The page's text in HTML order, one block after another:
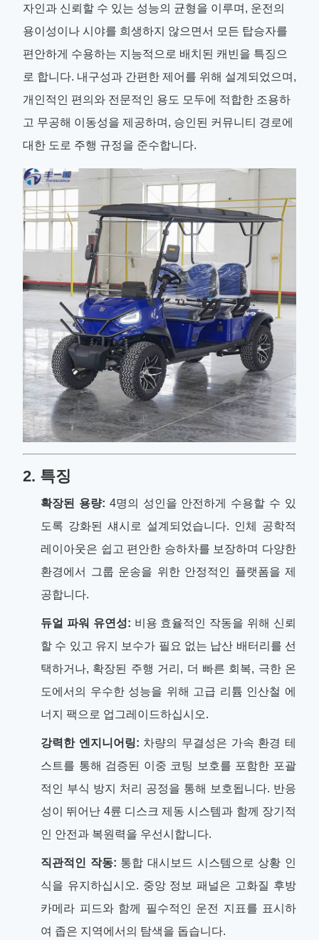
자인과 신뢰할 수 있는 성능의 균형을 이루며, 운전의
용이성이나 시야를 희생하지 않으면서 모든 탑승자를
편안하게 수용하는 지능적으로 배치된 캐빈을 특징으
로 합니다. 내구성과 간편한 제어를 위해 설계되었으며,
개인적인 편의와 전문적인 용도 모두에 적합한 조용하
고 무공해 이동성을 제공하며, 승인된 커뮤니티 경로에
대한 도로 주행 규정을 준수합니다.
2. 특징
확장된 용량: 4명의 성인을 안전하게 수용할 수 있
도록 강화된 섀시로 설계되었습니다. 인체 공학적
레이아웃은 쉽고 편안한 승하차를 보장하며 다양한
환경에서 그룹 운송을 위한 안정적인 플랫폼을 제
공합니다.
듀얼 파워 유연성: 비용 효율적인 작동을 위해 신뢰
할 수 있고 유지 보수가 필요 없는 납산 배터리를 선
택하거나, 확장된 주행 거리, 더 빠른 회복, 극한 온
도에서의 우수한 성능을 위해 고급 리튬 인산철 에
너지 팩으로 업그레이드하십시오.
강력한 엔지니어링: 차량의 무결성은 가속 환경 테
스트를 통해 검증된 이중 코팅 보호를 포함한 포괄
적인 부식 방지 처리 공정을 통해 보호됩니다. 반응
성이 뛰어난 4륜 디스크 제동 시스템과 함께 장기적
인 안전과 복원력을 우선시합니다.
직관적인 작동: 통합 대시보드 시스템으로 상황 인
식을 유지하십시오. 중앙 정보 패널은 고화질 후방
카메라 피드와 함께 필수적인 운전 지표를 표시하
여 좁은 지역에서의 탐색을 돕습니다.